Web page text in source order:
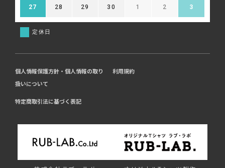
27 28 29 30 1 2 3
定休日
個人情報保護方針・個人情報の取り
扱いについて
利用規約
特定商取引法に基づく表記